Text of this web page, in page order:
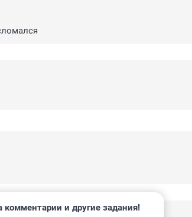
комментарии и другие задания!